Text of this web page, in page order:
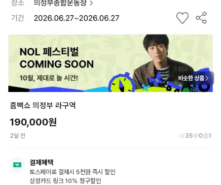
비슷한 상품
흠뻑쇼 의정부 라구역
190,000원
2달 전 35 0 1
결제혜택
토스페이로 결제시 5천원 즉시 할인
삼성카드 링크 10% 청구할인